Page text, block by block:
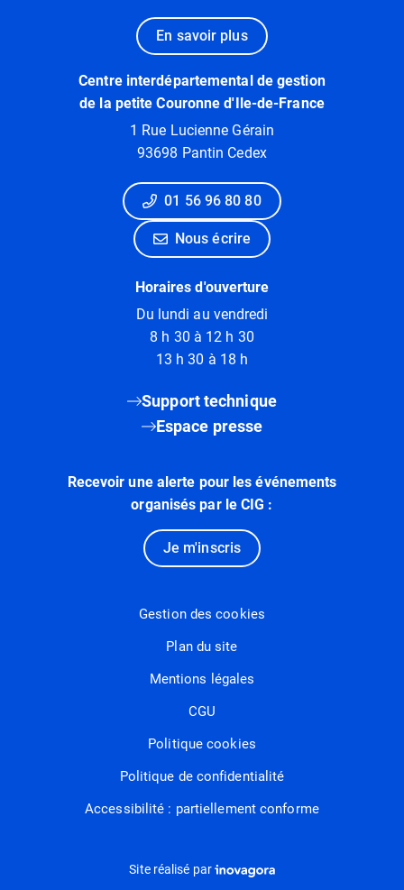
En savoir plus
Centre interdépartemental de gestion
de la petite Couronne d'Ile-de-France
1 Rue Lucienne Gérain
93698 Pantin Cedex
01 56 96 80 80
Nous écrire
Horaires d'ouverture
Du lundi au vendredi
8 h 30 à 12 h 30
13 h 30 à 18 h
Support technique
Espace presse
Recevoir une alerte pour les événements
organisés par le CIG :
Je m'inscris
Gestion des cookies
Plan du site
Mentions légales
CGU
Politique cookies
Politique de confidentialité
Accessibilité : partiellement conforme
Site réalisé parInovagora (ouverture dans un